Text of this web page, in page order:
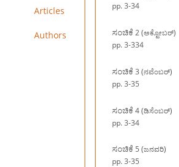
Articles
Authors
pp. 3-34
ಸಂಚಿಕೆ 2 (ಅಕ್ಟೋಬರ್)
pp. 3-334
ಸಂಚಿಕೆ 3 (ನವೆಂಬರ್)
pp. 3-35
ಸಂಚಿಕೆ 4 (ಡಿಸೆಂಬರ್)
pp. 3-34
ಸಂಚಿಕೆ 5 (ಜನವರಿ)
pp. 3-35